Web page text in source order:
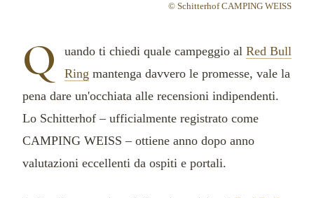
© Schitterhof CAMPING WEISS
Q uando ti chiedi quale campeggio al Red Bull
Ring mantenga davvero le promesse, vale la
pena dare un'occhiata alle recensioni indipendenti.
Lo Schitterhof – ufficialmente registrato come
CAMPING WEISS – ottiene anno dopo anno
valutazioni eccellenti da ospiti e portali.